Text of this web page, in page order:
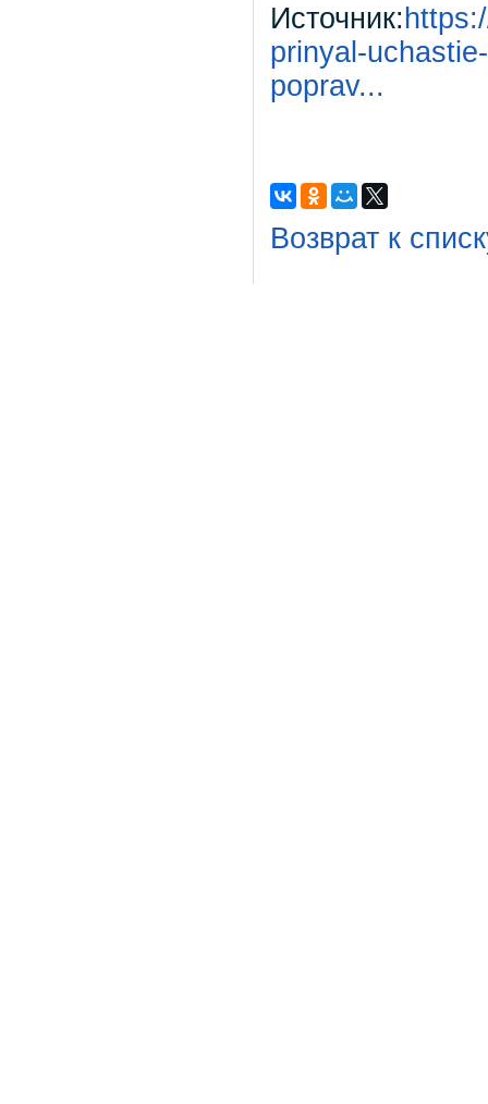
Источник:
prinyal-
poprav...
Возврат к